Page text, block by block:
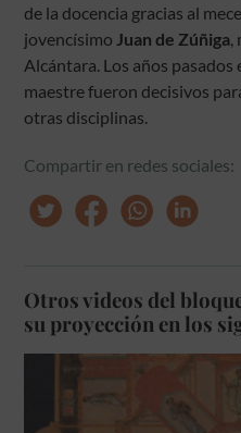
de la docencia gracias al
jovencísimo Juan de Zúñiga
Alcántara. Los años
maestre fueron decisivos
otras disciplinas.
Compartir en redes sociales:
Otros videos del
su proyección en los